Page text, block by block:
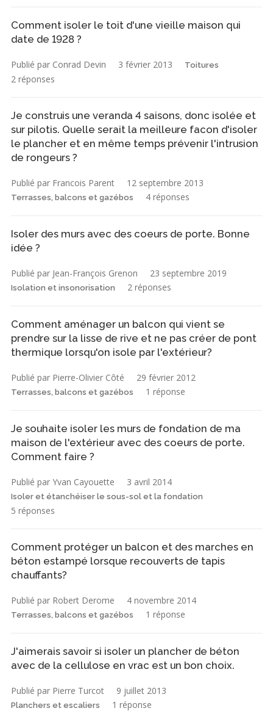
Comment isoler le toit d'une vieille maison qui
date de 1928 ?
Publié par Conrad Devin 3 février 2013 Toitures
2 réponses
Je construis une veranda 4 saisons, donc isolée et
sur pilotis. Quelle serait la meilleure facon d'isoler
le plancher et en même temps prévenir l'intrusion
de rongeurs ?
Publié par Francois Parent 12 septembre 2013
Terrasses, balcons et gazébos 4 réponses
Isoler des murs avec des coeurs de porte. Bonne
idée ?
Publié par Jean-François Grenon 23 septembre 2019
Isolation et insonorisation 2 réponses
Comment aménager un balcon qui vient se
prendre sur la lisse de rive et ne pas créer de pont
thermique lorsqu'on isole par l'extérieur?
Publié par Pierre-Olivier Côté 29 février 2012
Terrasses, balcons et gazébos 1 réponse
Je souhaite isoler les murs de fondation de ma
maison de l'extérieur avec des coeurs de porte.
Comment faire ?
Publié par Yvan Cayouette 3 avril 2014
Isoler et étanchéiser le sous-sol et la fondation
5 réponses
Comment protéger un balcon et des marches en
béton estampé lorsque recouverts de tapis
chauffants?
Publié par Robert Derome 4 novembre 2014
Terrasses, balcons et gazébos 1 réponse
J'aimerais savoir si isoler un plancher de béton
avec de la cellulose en vrac est un bon choix.
Publié par Pierre Turcot 9 juillet 2013
Planchers et escaliers 1 réponse